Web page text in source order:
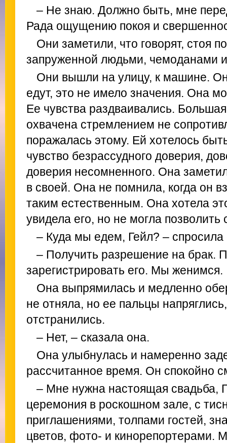
– Не знаю. Должно быть, мне
Рада ощущению покоя и
Они заметили, что говорят, стоя
запруженной людьми, чемоданами
Они вышли на улицу, к машине.
едут, это не имело значения. Она
Ее чувства раздваивались.
охвачена стремлением не
поражалась этому. Ей хотелось
чувство безрассудного доверия,
доверия несомненного. Она
в своей. Она не помнила, когда он
таким естественным. Она хотела
увидела его, но не могла позволить
– Куда мы едем, Гейл? – спросила
– Получить разрешение на брак.
зарегистрировать его. Мы женимся.
Она выпрямилась и медленно
не отняла, но ее пальцы
отстранились.
– Нет, – сказала она.
Она улыбнулась и намеренно
рассчитанное время. Он спокойно
– Мне нужна настоящая свадьба,
церемония в роскошном зале, с
приглашениями, толпами гостей,
цветов, фото- и кинорепортерами.